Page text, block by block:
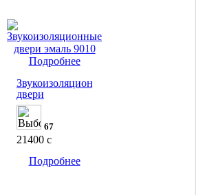
Подробнее
Звукоизоляционные
двери
67
21400 c
Подробнее